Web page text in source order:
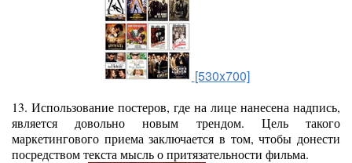
[530x700]
13. Использование постеров, где на лице нанесена надпись,
является довольно новым трендом. Цель такого
маркетингового приема заключается в том, чтобы донести
посредством текста мысль о притязательности фильма.